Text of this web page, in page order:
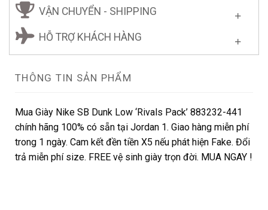
VẬN CHUYỂN - SHIPPING
HỖ TRỢ KHÁCH HÀNG
THÔNG TIN SẢN PHẨM
Mua Giày Nike SB Dunk Low ‘Rivals Pack’ 883232-441
chính hãng 100% có sẵn tại Jordan 1. Giao hàng miễn phí
trong 1 ngày. Cam kết đền tiền X5 nếu phát hiện Fake. Đổi
trả miễn phí size. FREE vệ sinh giày trọn đời. MUA NGAY !